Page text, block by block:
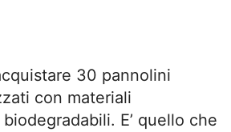
30 pannolini
con materiali
E’ quello che